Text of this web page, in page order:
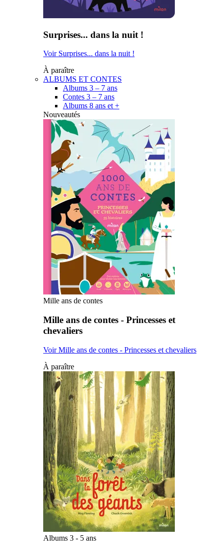
Surprises... dans la nuit !
Voir Surprises... dans la nuit !
À paraître
ALBUMS ET CONTES
Albums 3 – 7 ans
Contes 3 – 7 ans
Albums 8 ans et +
Nouveautés
Mille ans de contes
Mille ans de contes - Princesses et
chevaliers
Voir Mille ans de contes - Princesses et chevaliers
À paraître
Albums 3 - 5 ans